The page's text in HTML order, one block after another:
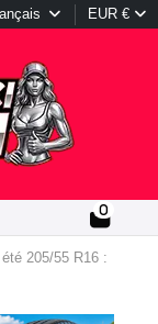
EUR €
0
205/55 R16 :